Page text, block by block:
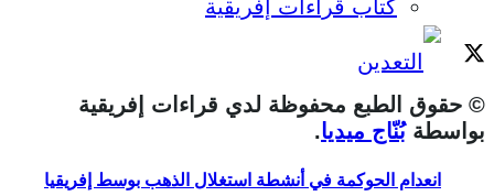
انعدام الحوكمة في أنشطة استغلال الذهب بوسط إفريقيا
كتاب قراءات إفريقية
© حقوق الطبع محفوظة لدي قراءات إفريقية
بواسطةبُنّاج ميديا.